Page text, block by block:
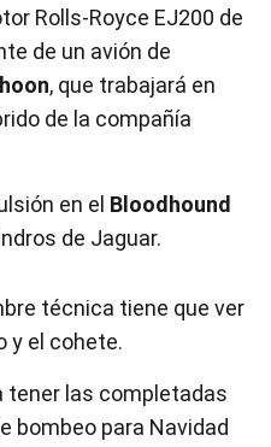
Rolls-Royce EJ200 de
de un avión de
, que trabajará en
de la compañía
en el Bloodhound
de Jaguar.
técnica tiene que ver
y el cohete.
tener las completadas
bombeo para Navidad